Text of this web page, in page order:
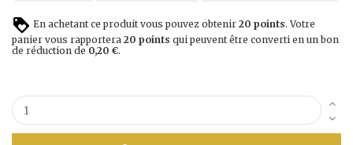
En achetant ce produit vous pouvez obtenir 20 points. Votre
panier vous rapportera 20 points qui peuvent être converti en un bon
de réduction de 0,20 €.